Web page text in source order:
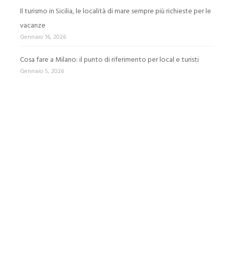
Il turismo in Sicilia, le località di mare sempre più richieste per le
vacanze
Gennaio 16, 2026
Cosa fare a Milano: il punto di riferimento per local e turisti
Gennaio 5, 2026